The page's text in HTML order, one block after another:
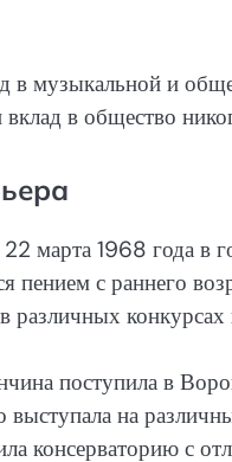
в музыкальной и
вклад в общество
марта 1968 года в
пением с раннего
различных конкурсах
поступила в
на
консерваторию с